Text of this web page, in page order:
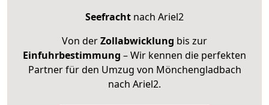
Seefracht nach Ariel2
Von derZollabwicklung bis zur
Einfuhrbestimmung – Wir kennen die perfekten
Partner für den Umzug von Mönchengladbach
nach Ariel2.